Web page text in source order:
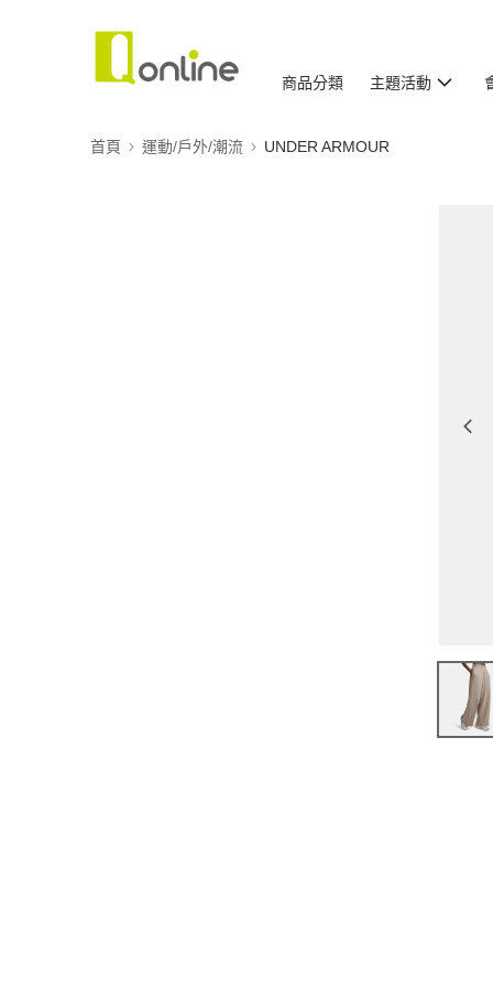
商品分類 主題活動
首頁 運動/戶外/潮流 UNDER ARMOUR